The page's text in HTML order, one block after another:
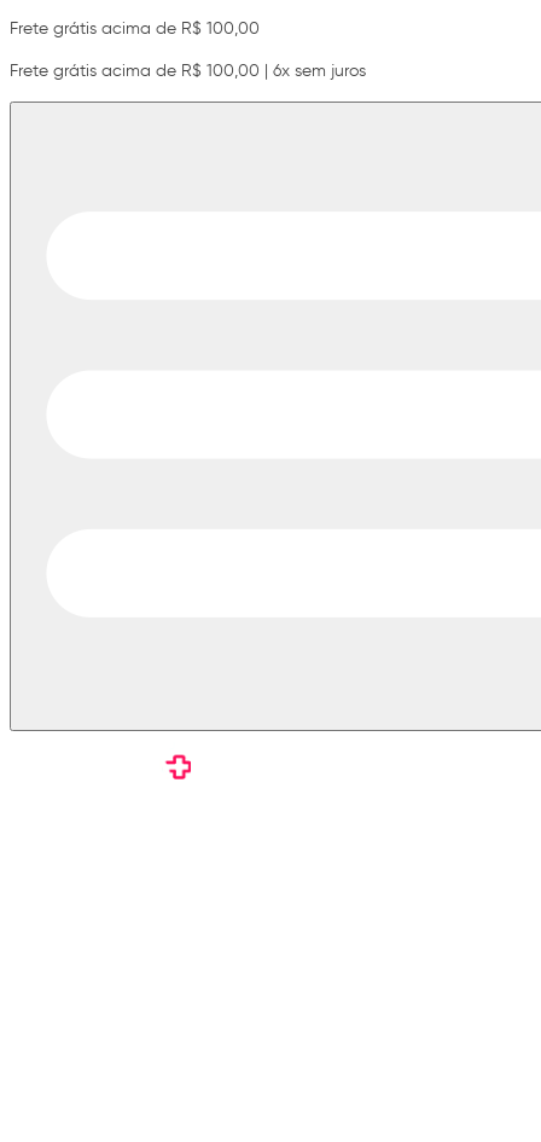
Frete grátis acima de R$ 100,00
Frete grátis acima de R$ 100,00 | 6x sem juros